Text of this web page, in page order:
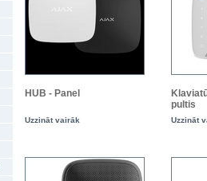
HUB - Panel
Uzzināt vairāk
pultis
Uzzināt